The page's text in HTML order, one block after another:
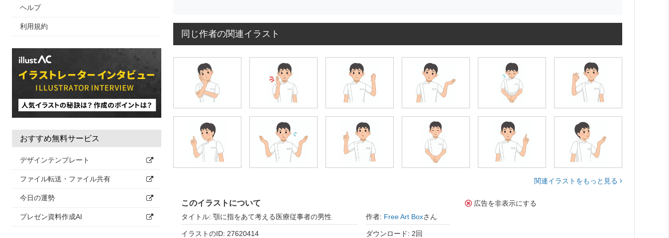
ヘルプ
利用規約
おすすめ無料サービス
デザインテンプレート
ファイル転送・ファイル共有
今日の運勢
プレゼン資料作成AI
同じ作者の関連イラスト
関連イラストをもっと見る
このイラストについて
タイトル: 顎に指をあて考える医療従事者の男性 作者: Free Art Boxさん
イラストのID: 27620414 ダウンロード: 2回
広告を非表示にする